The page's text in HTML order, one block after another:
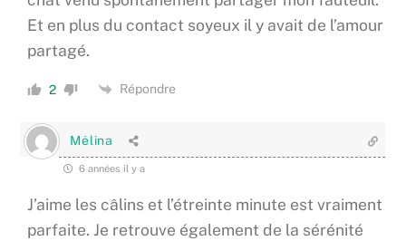
Et en plus du contact soyeux il y avait de l’amour
partagé.
2 Répondre
Mėlina
6 années il y a
J’aime les câlins et l’étreinte minute est vraiment
parfaite. Je retrouve également de la sérénité